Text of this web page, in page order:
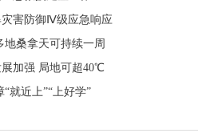
害防御Ⅳ级应急响应
桑拿天可持续一周
加强 局地可超40℃
就近上”“上好学”